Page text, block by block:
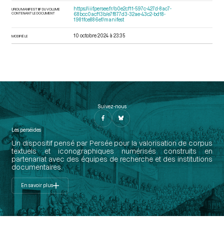
URI DU MANIFEST IIIF DU VOLUME
CONTENANT LE DOCUMENT
https://iiif.persee.fr/b0e2cf11-597c-427d-8ac7-
68bcc0acf13b/e7f877d3-32ae-43c2-bd18-
1981fce886ef/manifest
MODIFIÉ LE 10 octobre 2024 à 23:35
Suivez-nous
Les perséides
Un dispositif pensé par Persée pour la valorisation de corpus
textuels et iconographiques numérisés construits en
partenariat avec des équipes de recherche et des institutions
documentaires.
En savoir plus